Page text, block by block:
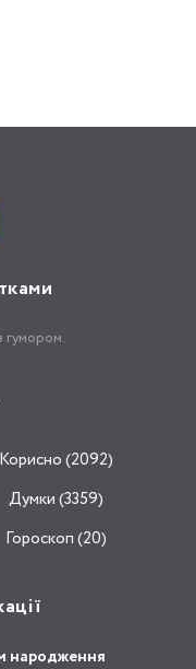
гумором.
Корисно (2092)
Думки (3359)
Гороскоп (20)
народження